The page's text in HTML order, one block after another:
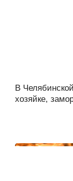
В
хозяйке,